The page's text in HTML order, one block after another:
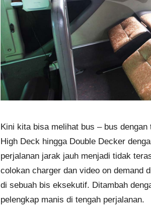
Kini kita bisa melihat bus – bus
High Deck hingga Double Decker
perjalanan jarak jauh menjadi tidak
colokan charger dan video on demand
di sebuah bis eksekutif. Ditambah
pelengkap manis di tengah perjalanan.